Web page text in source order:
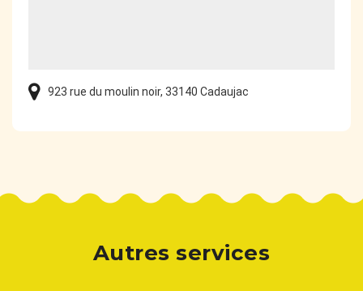
923 rue du moulin noir, 33140 Cadaujac
Autres services